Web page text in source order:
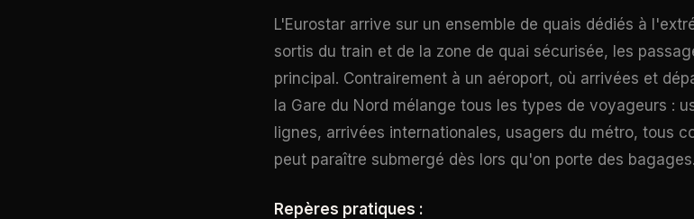
L'Eurostar arrive sur un ensemble de quais dédiés à
sortis du train et de la zone de quai sécurisée, les
principal. Contrairement à un aéroport, où arrivées et
la Gare du Nord mélange tous les types de voyageurs :
lignes, arrivées internationales, usagers du métro, tous
peut paraître submergé dès lors qu'on porte des bagages.
Repères pratiques :